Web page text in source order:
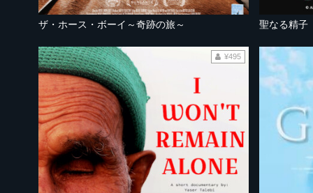
ザ・ホース・ボーイ～奇跡の旅～ 聖なる精子
¥495